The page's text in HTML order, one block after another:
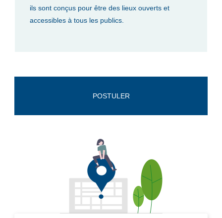
ils sont conçus pour être des lieux ouverts et
accessibles à tous les publics.
POSTULER